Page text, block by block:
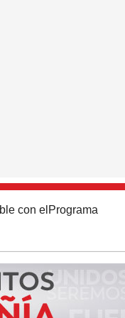
con el Programa